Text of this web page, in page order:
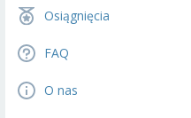
Osiągnięcia
FAQ
O nas